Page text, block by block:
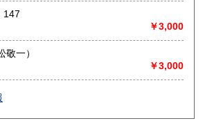
147
￥3,000
（重松敬一）
￥3,000